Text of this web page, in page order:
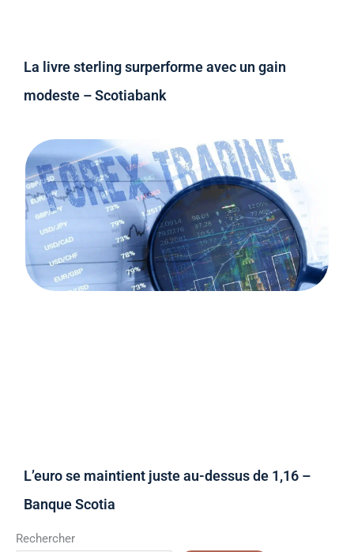
La livre sterling surperforme avec un gain
modeste – Scotiabank
L’euro se maintient juste au-dessus de 1,16 –
Banque Scotia
Rechercher